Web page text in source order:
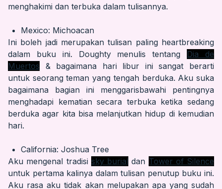
menghakimi dan terbuka dalam tulisannya.
Mexico: Michoacan
Ini boleh jadi merupakan tulisan paling heartbreaking
dalam buku ini. Doughty menulis tentang Dia de
Muertos & bagaimana hari libur ini sangat berarti
untuk seorang teman yang tengah berduka. Aku suka
bagaimana bagian ini menggarisbawahi pentingnya
menghadapi kematian secara terbuka ketika sedang
berduka agar kita bisa melanjutkan hidup di kemudian
hari.
California: Joshua Tree
Aku mengenal tradisi sky burial dan Tower of Silence
untuk pertama kalinya dalam tulisan penutup buku ini.
Aku rasa aku tidak akan melupakan apa yang sudah